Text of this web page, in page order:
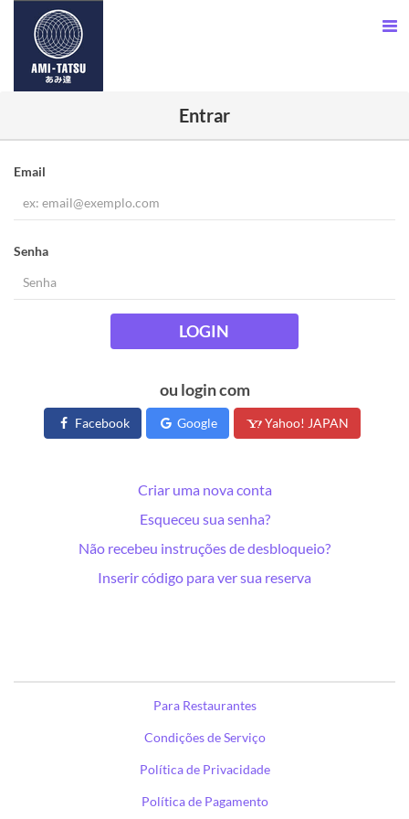
Entrar
Email
Senha
LOGIN
ou login com
Facebook Google Yahoo! JAPAN
Criar uma nova conta
Esqueceu sua senha?
Não recebeu instruções de desbloqueio?
Inserir código para ver sua reserva
Para Restaurantes
Condições de Serviço
Política de Privacidade
Política de Pagamento